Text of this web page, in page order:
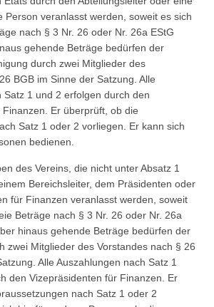
Person veranlasst werden, soweit es sich
nach § 3 Nr. 26 oder Nr. 26a EStG
gehende Beträge bedürfen der
durch zwei Mitglieder des
BGB im Sinne der Satzung. Alle
Satz 1 und 2 erfolgen durch den
Er überprüft, ob die
Satz 1 oder 2 vorliegen. Er kann sich
bedienen.
des Vereins, die nicht unter Absatz 1
Bereichsleiter, dem Präsidenten oder
für Finanzen veranlasst werden, soweit
Beträge nach § 3 Nr. 26 oder Nr. 26a
hinaus gehende Beträge bedürfen der
zwei Mitglieder des Vorstandes nach § 26
Alle Auszahlungen nach Satz 1
den Vizepräsidenten für Finanzen. Er
nach Satz 1 oder 2